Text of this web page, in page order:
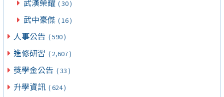
武漢榮耀 ( 30 )
武中豪傑 ( 16 )
人事公告 ( 590 )
進修研習 ( 2,607 )
獎學金公告 ( 33 )
升學資訊 ( 624 )